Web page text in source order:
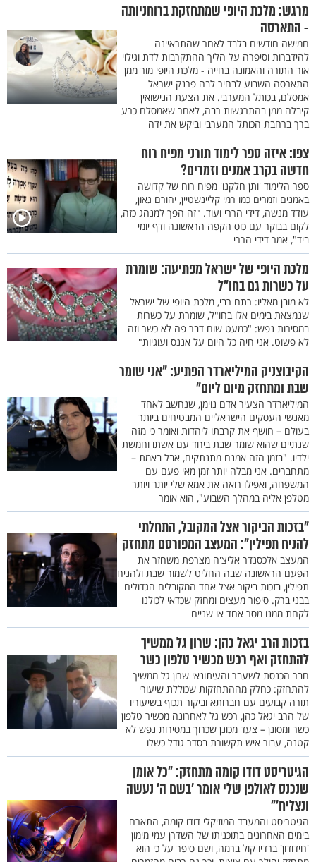
מרגש: מלכת היופי שמתחזקת ברוחניותה
- התארסה
חמישה חודשים בלבד לאחר שהתראיינה
להידברות וסיפרה על הליך ההתקרבות לדת וגילוי
אור התורה והאמונה בחייה - מלכת היופי מור ממן
התארסה השבוע לבחיר לבה פרנק ישראל
אמסלם, בכותל המערבי. את הצעת הנישואין
קיבלה ממן בהתרגשות רבה, לאחר שאמסלם כרע
ברך ברחבת הכותל המערבי וביקש את ידה
צפו: איזה ספר לימוד תורני מפיח רוח
חדשה בקרב אמנים וזמרים?
ספר הלימוד 'ותן חלקנו' מפיח רוח של קדושה
באמנים וזמרים כמו רמי קליינשטיין, יהורם גאון,
עודד מנשה, דידי הררי ועוד. "זה הפך למנהג כזה,
לקום בבוקר עם כוס הקפה הראשונה ודף יומי
ביד", אמר דידי הררי
מלכת היופי של ישראל מפתיעה: שומרת
על כשרות גם בחו"ל
לא מובן מאליו: רתם רבי, מלכת היופי של ישראל
שנמצאת בימים אלו בחו"ל, שומרת על כשרות
במסירות נפש: "כמעט שום דבר פה לא כשר וזה
לא פשוט. אני חיה כל היום על אננס ועוגיות"
הקיבוצניק המיליארדר הפתיע: "אני שומר
שבת ומתחזק מיום ליום"
המיליארדר הצעיר אדם נוימן, שנחשב לאחד
מאנשי העסקים הישראליים המבטיחים ביותר
בעולם – חושף את קרבתו ליהדות ואומר כי מזה
שנתיים שהוא שומר שבת ביחד עם אשתו וחמשת
ילדיו. "בזמן הזה אמנם מתנתקים, אבל באמת –
מתחברים. אני מבלה יותר זמן מאי פעם עם
המשפחה, ואפילו רואה את אמא שלי יותר ויותר
מטלפן אליה במהלך השבוע", הוא אומר
"בזכות הביקור אצל המקובל, התחלתי
להניח תפילין": המעצב המפורסם מתחזק
המעצב אלכסנדר אליצ'ה מצרפת משחזר את
הפעם הראשונה שבה החליט לשמור שבת ולהניח
תפילין, בזכות ביקור אצל אחד המקובלים הגדולים
בבני ברק. סיפור מעצים ומחזק שכדאי לכולנו
לקחת ממנו מסר אחד או שניים
בזכות הרב יגאל כהן: שרון גל ממשיך
להתחזק ואף רכש מכשיר טלפון כשר
חבר הכנסת לשעבר והעיתונאי שרון גל ממשיך
להתחזק: כחלק מההתחזקות שכוללת שיעורי
תורה קבועים עם חברותא וביקור תכוף בשיעוריו
של הרב יגאל כהן, רכש גל לאחרונה מכשיר טלפון
כשר ומסונן – צעד מכונן שכרוך במסירות נפש לא
קטנה, עבור איש תקשורת בסדר גודל כשלו
הגיטריסט דודו קומה מתחזק: "כל אומן
שנכנס לאולפן שלי אומר ’בשם ה’ נעשה
ונצליח’"
הגיטריסט והמעבד המוזיקלי דודו קומה, התארח
בימים האחרונים בתוכניתו של השדרן עמי מימון
'חידודון' ברדיו קול ברמה, ושם סיפר על כי הוא